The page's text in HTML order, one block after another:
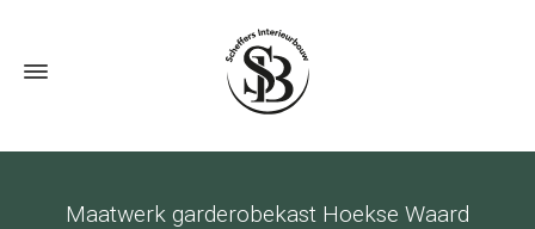
Maatwerk garderobekast Hoekse Waard